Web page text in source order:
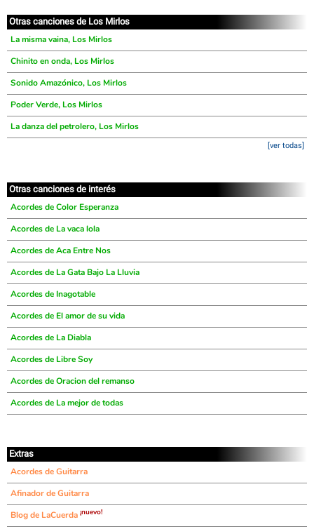
Otras canciones de Los Mirlos
La misma vaina, Los Mirlos
Chinito en onda, Los Mirlos
Sonido Amazónico, Los Mirlos
Poder Verde, Los Mirlos
La danza del petrolero, Los Mirlos
[ver todas]
Otras canciones de interés
Acordes de Color Esperanza
Acordes de La vaca lola
Acordes de Aca Entre Nos
Acordes de La Gata Bajo La Lluvia
Acordes de Inagotable
Acordes de El amor de su vida
Acordes de La Diabla
Acordes de Libre Soy
Acordes de Oracion del remanso
Acordes de La mejor de todas
Extras
Acordes de Guitarra
Afinador de Guitarra
Blog de LaCuerda ¡nuevo!